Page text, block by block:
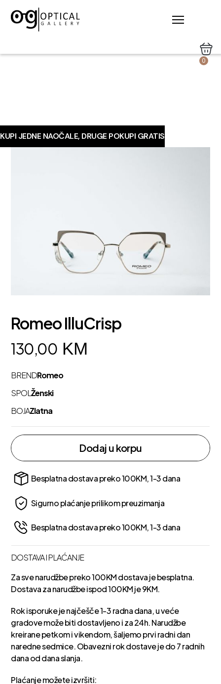
0
KUPI JEDNE NAOČALE, DRUGE POKUPI GRATIS
Romeo IlluCrisp
130,00 KM
BRENDRomeo
SPOLŽenski
BOJAZlatna
Dodaj u korpu
Besplatna dostava preko 100KM, 1-3 dana
Sigurno plaćanje prilikom preuzimanja
Besplatna dostava preko 100KM, 1-3 dana
DOSTAVA I PLAĆANJE
Za sve narudžbe preko 100KM dostava je besplatna.
Dostava za narudžbe ispod 100KM je 9KM.
Rok isporuke je najčešče 1-3 radna dana, u veće
gradove može biti dostavljeno i za 24h. Narudžbe
kreirane petkom i vikendom, šaljemo prvi radni dan
naredne sedmice. Obavezni rok dostave je do 7 radnih
dana od dana slanja.
Plaćanje možete izvršiti: